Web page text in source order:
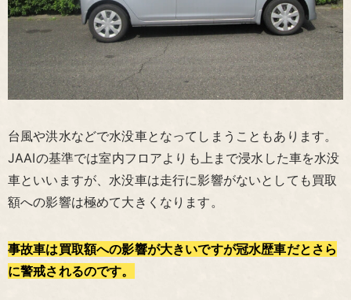
台風や洪水などで水没車となってしまうこともあります。
JAAIの基準では室内フロアよりも上まで浸水した車を水没
車といいますが、水没車は走行に影響がないとしても買取
額への影響は極めて大きくなります。
事故車は買取額への影響が大きいですが冠水歴車だとさら
に警戒されるのです。